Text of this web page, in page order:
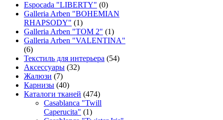
Espocada "LIBERTY" (0)
Galleria Arben "BOHEMIAN
RHAPSODY" (1)
Galleria Arben "TOM 2" (1)
Galleria Arben "VALENTINA"
(6)
Текстиль для интерьера (54)
Аксессуары (32)
Жалюзи (7)
Карнизы (40)
Каталоги тканей (474)
Casablanca "Twill
Caperucita" (1)